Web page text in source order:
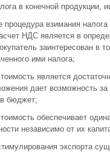
в конечной продукции,
взимания
НДС является в
заинтересован в
ими налога;
является
дает возможность
бюджет;
обеспечивает
независимо от их
экспорта